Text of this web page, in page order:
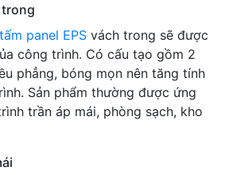
trong
tấm panel EPS vách trong sẽ được
công trình. Có cấu tạo gồm 2
phẳng, bóng mọn nên tăng tính
Sản phẩm thường được ứng
trần áp mái, phòng sạch, kho